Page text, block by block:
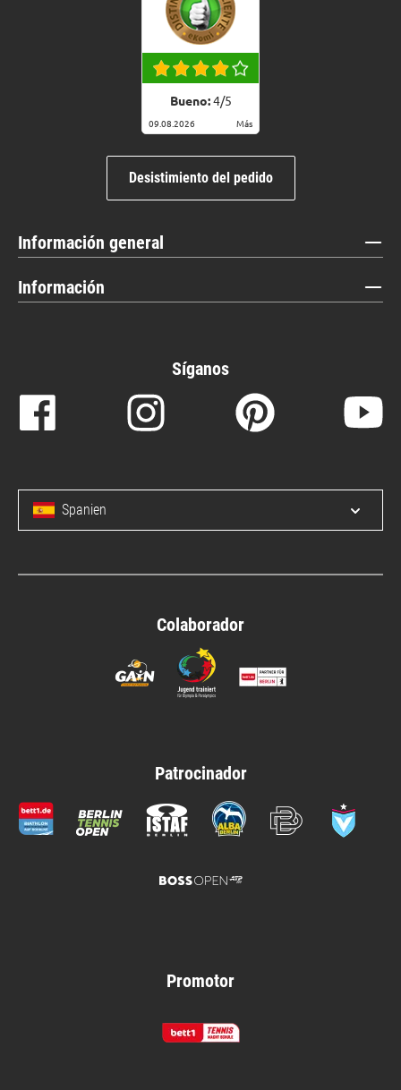
Bueno:4/5
09.08.2026 Más
Desistimiento del pedido
Información general
Información
Síganos
Spanien
Colaborador
Patrocinador
Promotor